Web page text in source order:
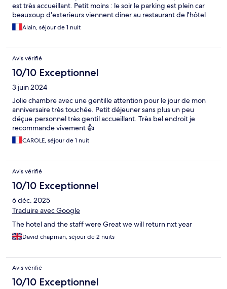
est très accueillant. Petit moins : le soir le parking est plein car
beauxoup d'exterieurs viennent diner au restaurant de l'hôtel
Alain, séjour de 1 nuit
Avis vérifié
10/10 Exceptionnel
3 juin 2024
Jolie chambre avec une gentille attention pour le jour de mon
anniversaire très touchée. Petit déjeuner sans plus un peu
déçue.personnel très gentil accueillant. Très bel endroit je
recommande vivement 👍
CAROLE, séjour de 1 nuit
Avis vérifié
10/10 Exceptionnel
6 déc. 2025
Traduire avec Google
The hotel and the staff were Great we will return nxt year
David chapman, séjour de 2 nuits
Avis vérifié
10/10 Exceptionnel